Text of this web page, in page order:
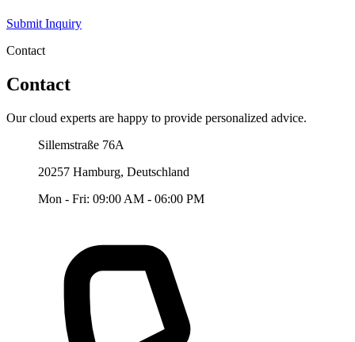
Submit Inquiry
Contact
Contact
Our cloud experts are happy to provide personalized advice.
Our OfficeSillemstraße 76A
20257 Hamburg, Deutschland
Mon - Fri: 09:00 AM - 06:00 PM